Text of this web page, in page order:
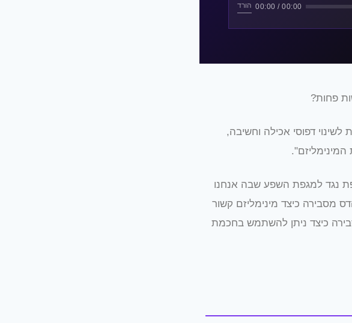
00:00 / 00:00 הורד
פחות?
דפוסי אכילה וחשיבה,
נגד למגפת השפע שבה אנחנו
מסבירה כיצד מינימליזם קשור
כיצד ניתן להשתמש בחכמת